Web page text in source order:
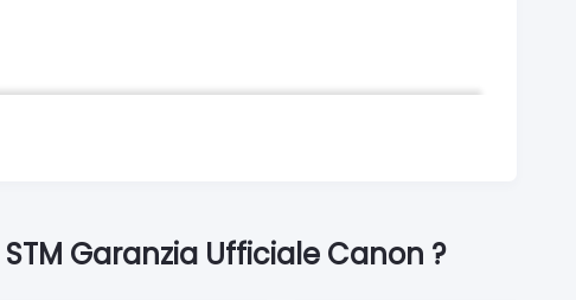
Garanzia Ufficiale Canon ?